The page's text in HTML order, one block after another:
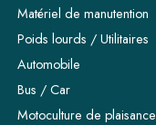
Matériel de manutention
Poids lourds / Utilitaires
Automobile
Bus / Car
Motoculture de plaisance